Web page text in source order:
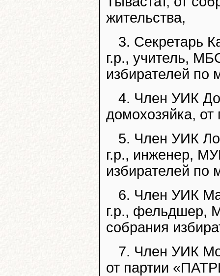
жительства,
3. Секретарь
г.р., учитель,
избирателей по
4. Член УИК
домохозяйка,
5. Член УИК
г.р., инженер,
избирателей по
6. Член УИК
г.р.,
собрания
7. Член УИК
от партии